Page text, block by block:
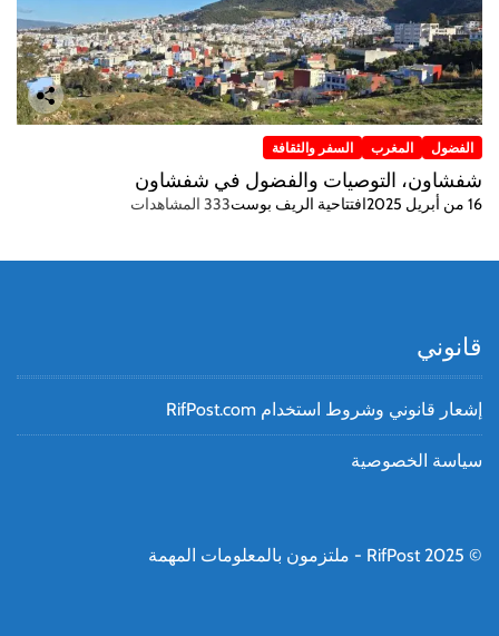
الفضول المغرب السفر والثقافة
شفشاون، التوصيات والفضول في شفشاون
16 من أبريل 2025 افتتاحية الريف بوست333 المشاهدات
قانوني
إشعار قانوني وشروط استخدام RifPost.com
سياسة الخصوصية
© RifPost 2025 - ملتزمون بالمعلومات المهمة